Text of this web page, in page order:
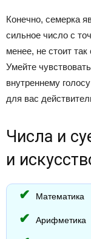
Конечно, семерка
сильное число с
менее, не стоит так
Умейте
внутреннему
для вас
Числа и
и
Математика
Арифметика